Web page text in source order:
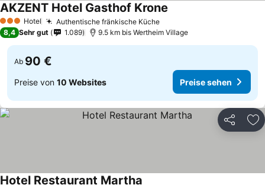
3 SterneHotel Authentische fränkische Küche
AKZENT Hotel Gasthof Krone
8,4 Sehr gut 1.089 9.5 km bis Wertheim Village
Ab 90 €
Preise von 10 Websites Preise sehen
Teilen
Hotel Restaurant Martha